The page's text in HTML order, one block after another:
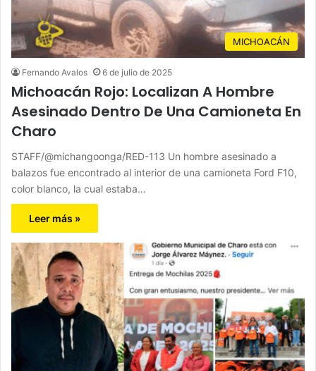
MICHOACÁN
Fernando Avalos 6 de julio de 2025
Michoacán Rojo: Localizan A Hombre
Asesinado Dentro De Una Camioneta En
Charo
STAFF/@michangoonga/RED-113 Un hombre asesinado a
balazos fue encontrado al interior de una camioneta Ford F10,
color blanco, la cual estaba…
Leer más »